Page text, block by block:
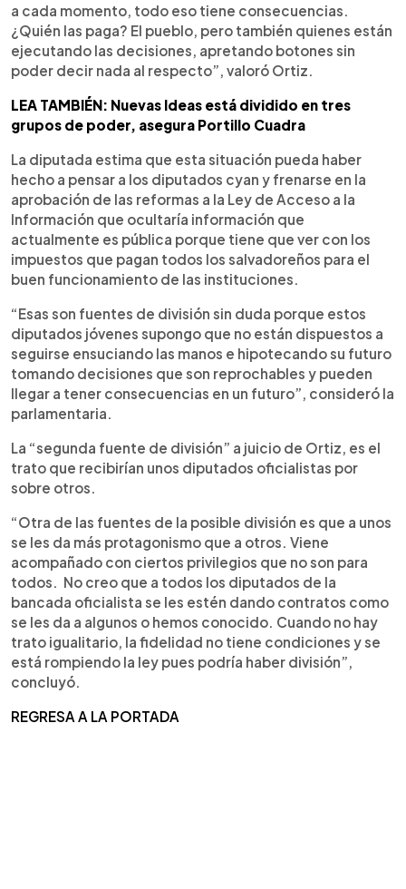
a cada momento, todo eso tiene consecuencias.
¿Quién las paga? El pueblo, pero también quienes están
ejecutando las decisiones, apretando botones sin
poder decir nada al respecto”, valoró Ortiz.
LEA TAMBIÉN: Nuevas Ideas está dividido en tres
grupos de poder, asegura Portillo Cuadra
La diputada estima que esta situación pueda haber
hecho a pensar a los diputados cyan y frenarse en la
aprobación de las reformas a la Ley de Acceso a la
Información que ocultaría información que
actualmente es pública porque tiene que ver con los
impuestos que pagan todos los salvadoreños para el
buen funcionamiento de las instituciones.
“Esas son fuentes de división sin duda porque estos
diputados jóvenes supongo que no están dispuestos a
seguirse ensuciando las manos e hipotecando su futuro
tomando decisiones que son reprochables y pueden
llegar a tener consecuencias en un futuro”, consideró la
parlamentaria.
La “segunda fuente de división” a juicio de Ortiz, es el
trato que recibirían unos diputados oficialistas por
sobre otros.
“Otra de las fuentes de la posible división es que a unos
se les da más protagonismo que a otros. Viene
acompañado con ciertos privilegios que no son para
todos. No creo que a todos los diputados de la
bancada oficialista se les estén dando contratos como
se les da a algunos o hemos conocido. Cuando no hay
trato igualitario, la fidelidad no tiene condiciones y se
está rompiendo la ley pues podría haber división”,
concluyó.
REGRESA A LA PORTADA